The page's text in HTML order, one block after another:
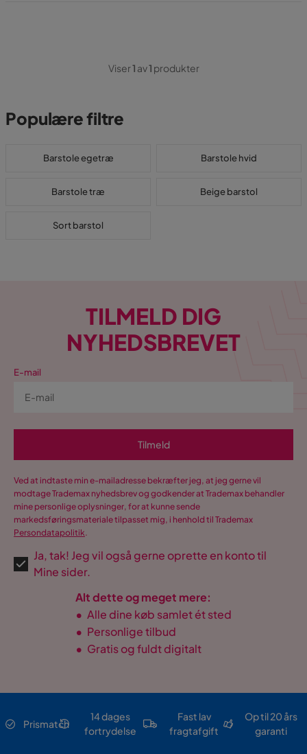
Viser1 av1 produkter
Populære filtre
Barstole egetræ Barstole hvid
Barstole træ Beige barstol
Sort barstol
TILMELD DIG
NYHEDSBREVET
E-mail
Tilmeld
Ved at indtaste min e-mailadresse bekræfter jeg, at jeg gerne vil
modtage Trademax nyhedsbrev og godkender at Trademax behandler
mine personlige oplysninger, for at kunne sende
markedsføringsmateriale tilpasset mig, i henhold til Trademax
Persondatapolitik.
Ja, tak! Jeg vil også gerne oprette en konto til
Mine sider.
Alt dette og meget mere:
• Alle dine køb samlet ét sted
• Personlige tilbud
• Gratis og fuldt digitalt
Prismatch
14 dages
fortrydelse
Fast lav
fragtafgift
Op til 20 års
garanti